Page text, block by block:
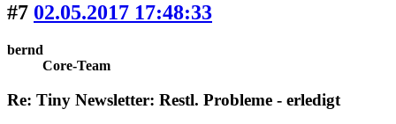
#7 02.05.2017 17:48:33
bernd
Core-Team
Re: Tiny Newsletter: Restl. Probleme - erledigt